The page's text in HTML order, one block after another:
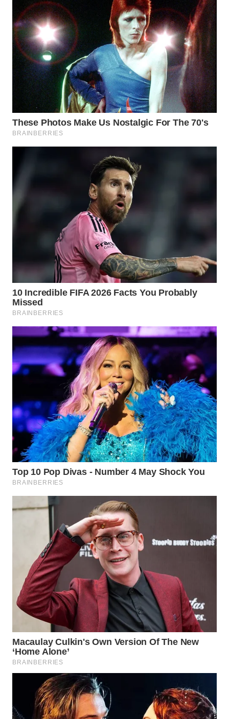
LAWAS
WN
SUMEDANG
WN
CIANJUR
WN
KEPULAUAN
SERIBU
BINJAI
WN
INDRAMAYU
WN
WN
MAJALENGKA
WN
SUKABUMI
WN
PURWAKARTA
WN
PRIANGAN
SEMARANG
WN
SOLO
WN
BOROBUDUR
WN
WN
SURABAYA